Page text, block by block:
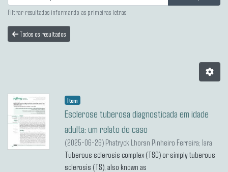
Filtrar resultados informando as primeiras letras
Todos os resultados
Item
Esclerose tuberosa diagnosticada em idade
adulta: um relato de caso
(2025-06-26) Phatryck Lhoran Pinheiro Ferreira; Iara
Salvador Pecemilis1, Eduarda Queiroz Amorim;Ramon
Gonçalves Romano Cruz Ribeiro
Tuberous sclerosis complex (TSC) or simply tuberous
sclerosis (TS), also known as